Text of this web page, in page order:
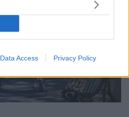
Data Access Privacy Policy